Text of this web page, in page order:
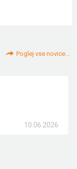
Poglej vse novice...
10.06.2026